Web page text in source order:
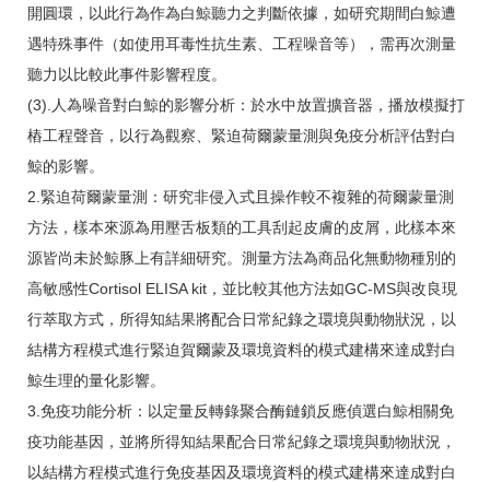
開圓環，以此行為作為白鯨聽力之判斷依據，如研究期間白鯨遭
遇特殊事件（如使用耳毒性抗生素、工程噪音等），需再次測量
聽力以比較此事件影響程度。
(3).人為噪音對白鯨的影響分析：於水中放置擴音器，播放模擬打
樁工程聲音，以行為觀察、緊迫荷爾蒙量測與免疫分析評估對白
鯨的影響。
2.緊迫荷爾蒙量測：研究非侵入式且操作較不複雜的荷爾蒙量測
方法，樣本來源為用壓舌板類的工具刮起皮膚的皮屑，此樣本來
源皆尚未於鯨豚上有詳細研究。測量方法為商品化無動物種別的
高敏感性Cortisol ELISA kit，並比較其他方法如GC-MS與改良現
行萃取方式，所得知結果將配合日常紀錄之環境與動物狀況，以
結構方程模式進行緊迫賀爾蒙及環境資料的模式建構來達成對白
鯨生理的量化影響。
3.免疫功能分析：以定量反轉錄聚合酶鏈鎖反應偵選白鯨相關免
疫功能基因，並將所得知結果配合日常紀錄之環境與動物狀況，
以結構方程模式進行免疫基因及環境資料的模式建構來達成對白